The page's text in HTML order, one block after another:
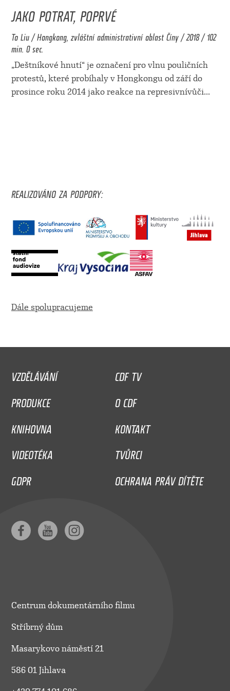
JAKO POTRAT, POPRVÉ
To Liu / Hongkong, zvláštní administrativní oblast Číny / 2018 / 102
min. 0 sec.
„Deštníkové hnutí“ je označení pro vlnu pouličních
protestů, které probíhaly v Hongkongu od září do
prosince roku 2014 jako reakce na represivnívůči...
REALIZOVÁNO ZA PODPORY:
Dále spolupracujeme
VZDĚLÁVÁNÍ
CDF TV
PRODUKCE
O CDF
KNIHOVNA
KONTAKT
VIDEOTÉKA
TVŮRCI
GDPR
OCHRANA PRÁV DÍTĚTE
Centrum dokumentárního filmu
Stříbrný dům
Masarykovo náměstí 21
586 01 Jihlava